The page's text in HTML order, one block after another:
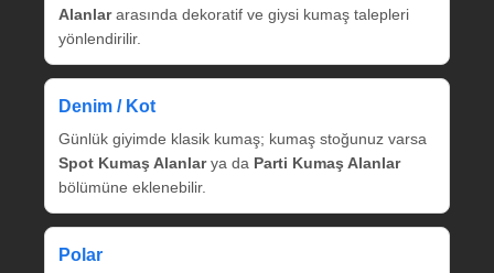
Alanlararasında dekoratif ve giysi kumaş talepleri
yönlendirilir.
Denim / Kot
Günlük giyimde klasik kumaş; kumaş stoğunuz varsa
Spot Kumaş Alanlarya da Parti Kumaş Alanlar
bölümüne eklenebilir.
Polar